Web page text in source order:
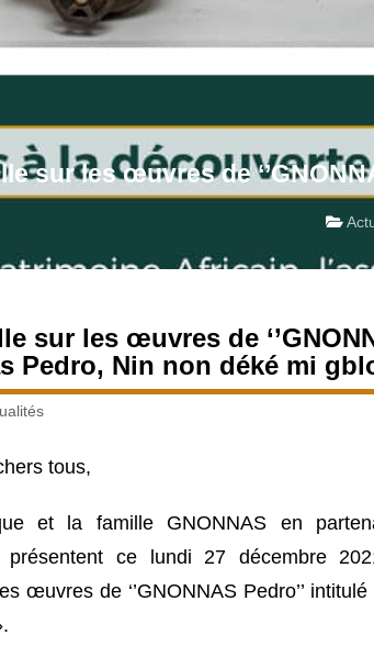
sur les œuvres de
sur les œuvres de
Pedro, Nin non déké mi
tous,
et la famille GNONNAS en
présentent ce lundi 27 décembre
œuvres de ‘’GNONNAS Pedro’’